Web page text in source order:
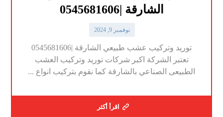
الشارقة |0545681606
نوفمبر 9, 2024
توريد وتركيب عشب طبيعي الشارقة |0545681606
تعتبر الشركة اكبر شركات توريد وتركيب العشب
الطبيعى الصناعي بالشارقة كما نقوم بتركيب انواع ...
اقرأ أكثر